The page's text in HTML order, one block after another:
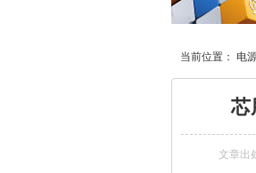
当前位置： 电
芯
文章出